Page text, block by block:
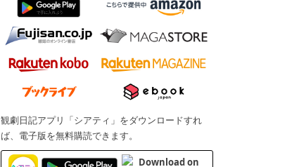
観劇日記アプリ「シアティ」をダウンロードすれ
ば、電子版を無料購読できます。